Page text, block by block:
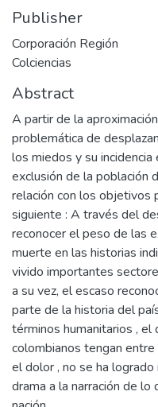
Publisher
Corporación Región
Colciencias
Abstract
A partir de la
problemática de
los miedos y su
exclusión de la población
relación con los objetivos
siguiente : A través del
reconocer el peso de las
muerte en las historias
vivido importantes
a su vez, el escaso
parte de la historia del
términos humanitarios ,
colombianos tengan
el dolor , no se ha
drama a la narración de